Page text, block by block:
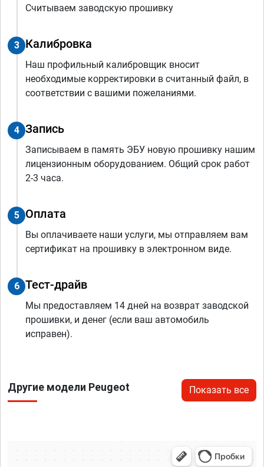
Считываем заводскую прошивку
3 Калибровка
Наш профильный калибровщик вносит
необходимые корректировки в считанный файл, в
соответствии с вашими пожеланиями.
4 Запись
Записываем в память ЭБУ новую прошивку нашим
лицензионным оборудованием. Общий срок работ
2-3 часа.
5 Оплата
Вы оплачиваете наши услуги, мы отправляем вам
сертификат на прошивку в электронном виде.
6 Тест-драйв
Мы предоставляем 14 дней на возврат заводской
прошивки, и денег (если ваш автомобиль
исправен).
Другие модели Peugeot Показать все